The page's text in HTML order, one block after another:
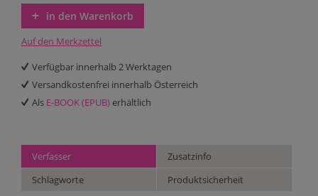
in den Warenkorb
Auf den Merkzettel
Verfügbar innerhalb 2 Werktagen
Versandkostenfrei innerhalb Österreich
Als E-BOOK (EPUB) erhältlich
Verfasser
Zusatzinfo
Schlagworte
Produktsicherheit